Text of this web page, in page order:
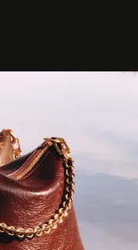
l'artiste
par Frank Gehry